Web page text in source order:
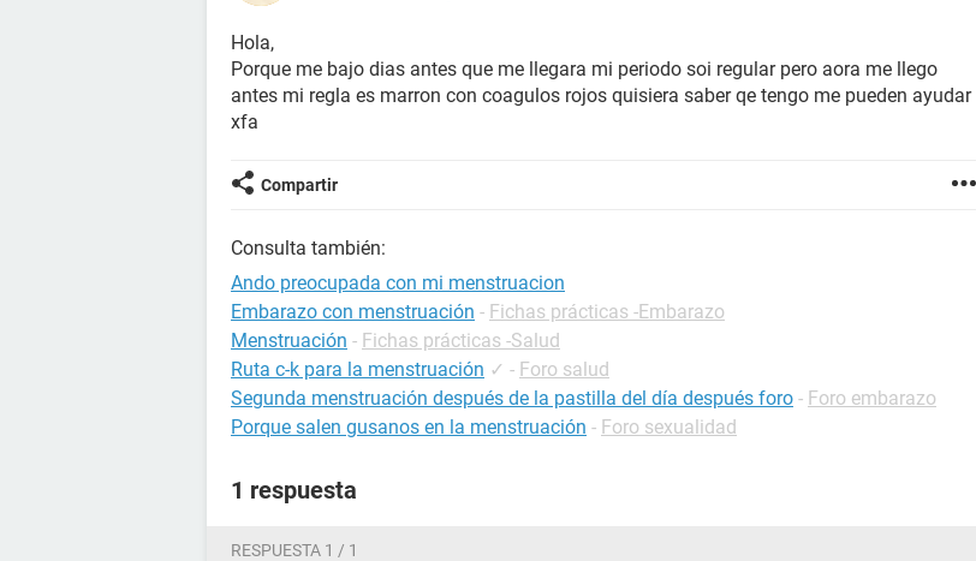
Hola,
Porque me bajo dias antes que me llegara mi periodo soi regular pero aora me llego
antes mi regla es marron con coagulos rojos quisiera saber qe tengo me pueden ayudar
xfa
Compartir
Consulta también:
Ando preocupada con mi menstruacion
Embarazo con menstruación - Fichas prácticas -Embarazo
Menstruación - Fichas prácticas -Salud
Ruta c-k para la menstruación ✓ - Foro salud
Segunda menstruación después de la pastilla del día después foro - Foro embarazo
Porque salen gusanos en la menstruación - Foro sexualidad
1 respuesta
RESPUESTA 1 / 1